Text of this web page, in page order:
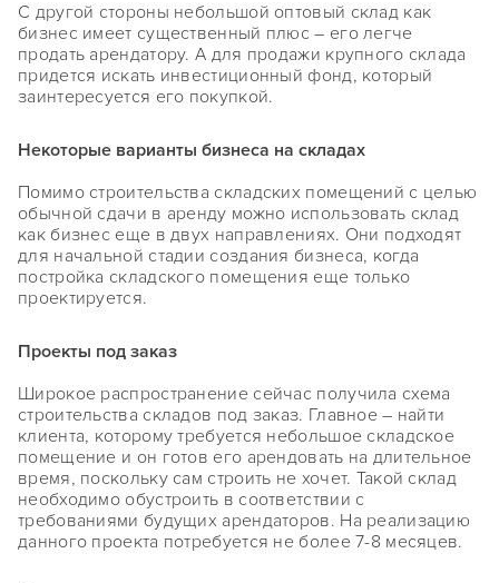
С другой стороны небольшой оптовый склад как
бизнес имеет существенный плюс – его легче
продать арендатору. А для продажи крупного склада
придется искать инвестиционный фонд, который
заинтересуется его покупкой.
Некоторые варианты бизнеса на складах
Помимо строительства складских помещений с целью
обычной сдачи в аренду можно использовать склад
как бизнес еще в двух направлениях. Они подходят
для начальной стадии создания бизнеса, когда
постройка складского помещения еще только
проектируется.
Проекты под заказ
Широкое распространение сейчас получила схема
строительства складов под заказ. Главное – найти
клиента, которому требуется небольшое складское
помещение и он готов его арендовать на длительное
время, поскольку сам строить не хочет. Такой склад
необходимо обустроить в соответствии с
требованиями будущих арендаторов. На реализацию
данного проекта потребуется не более 7-8 месяцев.